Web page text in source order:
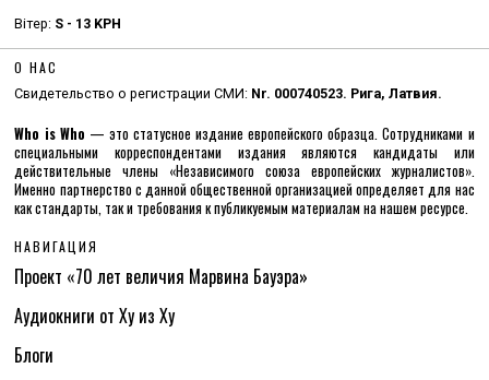
Вітер: S - 13 KPH
О НАС
Свидетельство о регистрации СМИ: Nr. 000740523. Рига, Латвия.
Who is Who — это статусное издание европейского образца. Сотрудниками и
специальными корреспондентами издания являются кандидаты или
действительные члены «Независимого союза европейских журналистов».
Именно партнерство с данной общественной организацией определяет для нас
как стандарты, так и требования к публикуемым материалам на нашем ресурсе.
НАВИГАЦИЯ
Проект «70 лет величия Марвина Бауэра»
Аудиокниги от Ху из Ху
Блоги